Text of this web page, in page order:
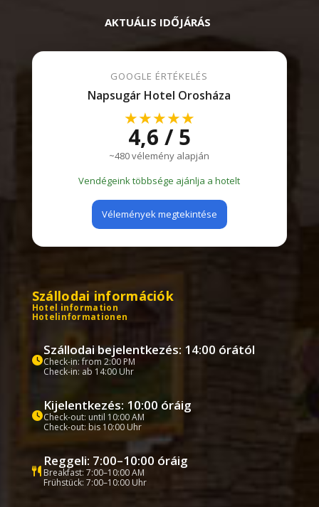
AKTUÁLIS IDŐJÁRÁS
GOOGLE ÉRTÉKELÉS
Napsugár Hotel Orosháza
★★★★★
4,6 / 5
~480 vélemény alapján
Vendégeink többsége ajánlja a hotelt
Vélemények megtekintése
Szállodai információk
Hotel information
Hotelinformationen
Szállodai bejelentkezés: 14:00 órától
Check-in: from 2:00 PM
Check-in: ab 14:00 Uhr
Kijelentkezés: 10:00 óráig
Check-out: until 10:00 AM
Check-out: bis 10:00 Uhr
Reggeli: 7:00–10:00 óráig
Breakfast: 7:00–10:00 AM
Frühstück: 7:00–10:00 Uhr